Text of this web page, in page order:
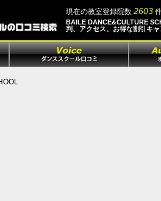
現在の教室登録院数 2603
BAILE DANCE&CULTURE
判、アクセス、お得な割引キ